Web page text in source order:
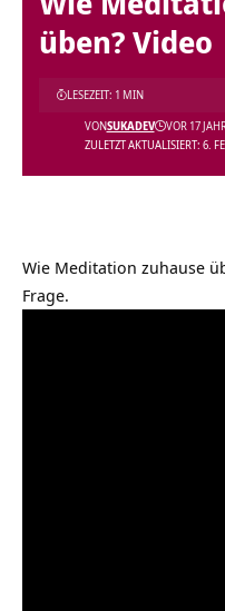
üben? Video
ZULETZT AKTUALISIERT: 6.
VONSUKADEV VOR 17
LESEZEIT: 1 MIN
Wie Meditation zuhause
Frage.